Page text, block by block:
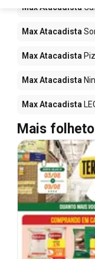
Max Atacadista
Max Atacadista
Max Atacadista
Max Atacadista
Max Atacadista
Mais